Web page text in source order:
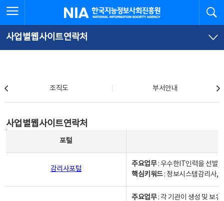
문
로
가
체
뉴
바
가
한국지능정보사회진흥원
사업별웹사이트연락처
조직도 부서안내
사업별웹사이트연락처
포털
감리사포털
주요업무: 우수한IT인력을 선발
핵심키워드: 정보시스템감리사,
주요업무: 각 기관이 생성 및 보